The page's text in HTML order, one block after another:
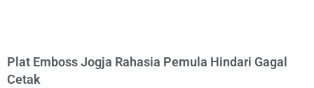
Plat Emboss Jogja Rahasia Pemula Hindari Gagal
Cetak